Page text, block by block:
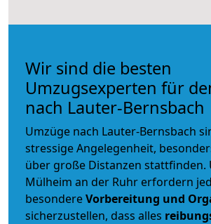
Wir sind die besten
Umzugsexperten für
nach Lauter-Bernsbach
Umzüge nach Lauter-Bernsbach
stressige Angelegenheit,
über große Distanzen stattfinden.
Mülheim an der Ruhr erfordern
besondereVorbereitung und
sicherzustellen, dass alles